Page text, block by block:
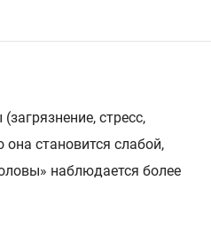
стресс,
становится слабой,
наблюдается более